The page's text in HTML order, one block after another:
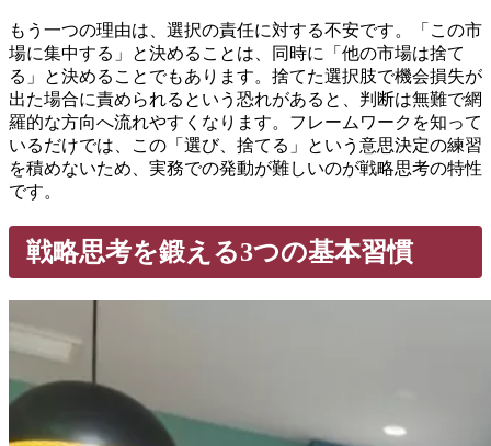
もう一つの理由は、選択の責任に対する不安です。「この市
場に集中する」と決めることは、同時に「他の市場は捨て
る」と決めることでもあります。捨てた選択肢で機会損失が
出た場合に責められるという恐れがあると、判断は無難で網
羅的な方向へ流れやすくなります。フレームワークを知って
いるだけでは、この「選び、捨てる」という意思決定の練習
を積めないため、実務での発動が難しいのが戦略思考の特性
です。
戦略思考を鍛える3つの基本習慣